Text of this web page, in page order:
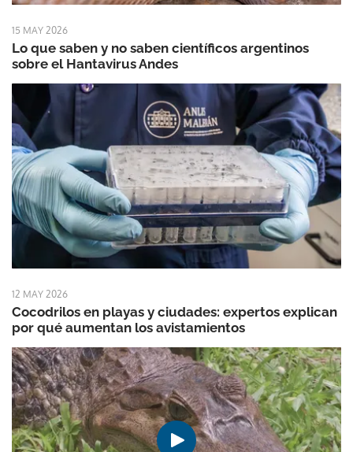
15 MAY 2026
Lo que saben y no saben científicos argentinos
sobre el Hantavirus Andes
12 MAY 2026
Cocodrilos en playas y ciudades: expertos explican
por qué aumentan los avistamientos